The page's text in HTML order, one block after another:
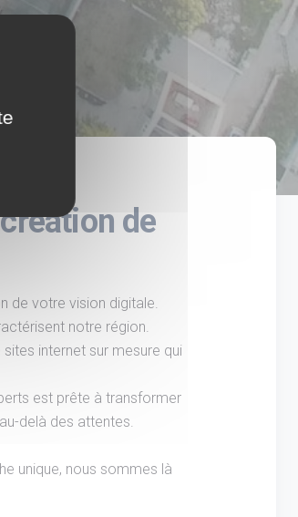
de
de votre vision digitale.
notre région.
internet sur mesure qui
est prête à transformer
delà des attentes.
unique, nous sommes là